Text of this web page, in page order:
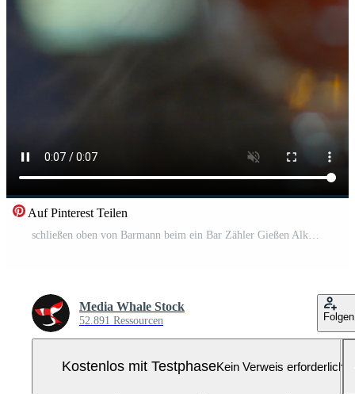
Auf Pinterest Teilen
Media Whale Stock
52.891 Ressourcen Folgen
Kostenlos mit TestphaseKein Verweis erforderlich